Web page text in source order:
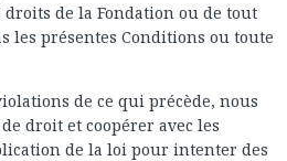
droits de la Fondation ou de tout
les présentes Conditions ou toute
de ce qui précède, nous
droit et coopérer avec les
de la loi pour intenter des